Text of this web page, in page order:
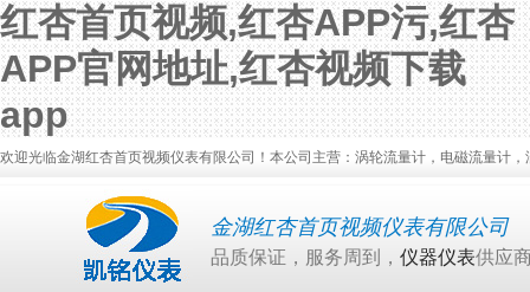
红杏首页视频,红杏APP污,红杏
APP官网地址,红杏视频下载
app
欢迎光临金湖红杏首页视频仪表有限公司！本公司主营：涡轮流量计，电磁流量计
金湖红杏首页视频仪表有限公司
品质保证，服务周到， 仪器仪表供应